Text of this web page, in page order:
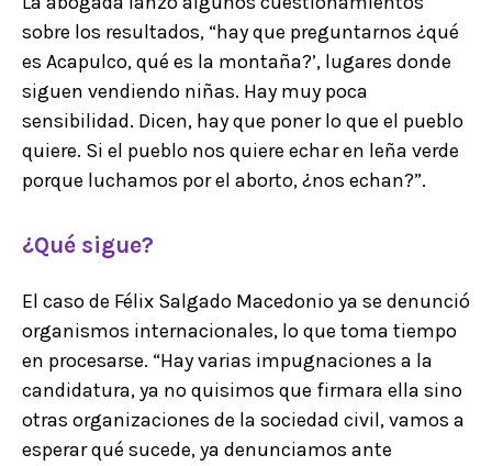
sobre los resultados, “hay que preguntarnos ¿qué
es Acapulco, qué es la montaña?’, lugares donde
siguen vendiendo niñas. Hay muy poca
sensibilidad. Dicen, hay que poner lo que el pueblo
quiere. Si el pueblo nos quiere echar en leña verde
porque luchamos por el aborto, ¿nos echan?”.
¿Qué sigue?
El caso de Félix Salgado Macedonio ya se denunció
organismos internacionales, lo que toma tiempo
en procesarse. “Hay varias impugnaciones a la
candidatura, ya no quisimos que firmara ella sino
otras organizaciones de la sociedad civil, vamos a
esperar qué sucede, ya denunciamos ante